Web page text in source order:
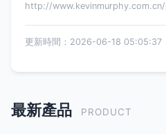
http://
更新時間：2026-06-18 05:05:37
最新產品 PRODUCT